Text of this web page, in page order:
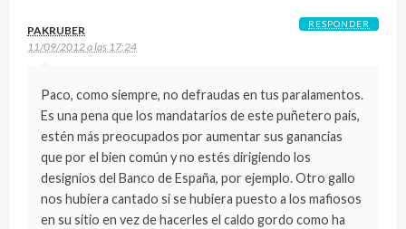
PAKRUBER
11/09/2012 a las 17:24
Paco, como siempre, no defraudas en tus paralamentos.
Es una pena que los mandatarios de este puñetero pais,
estén más preocupados por aumentar sus ganancias
que por el bien común y no estés dirigiendo los
designios del Banco de España, por ejemplo. Otro gallo
nos hubiera cantado si se hubiera puesto a los mafiosos
en su sitio en vez de hacerles el caldo gordo como ha
RESPONDER